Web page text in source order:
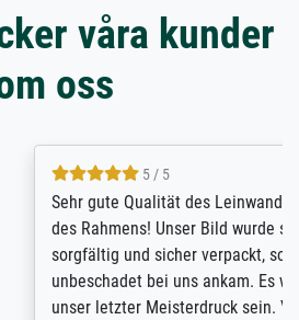
våra kunder
oss
des Leinwanddrucks und
Bild wurde sehr
sicher verpackt, so dass es
uns ankam. Es wird nicht
sein. Vielen